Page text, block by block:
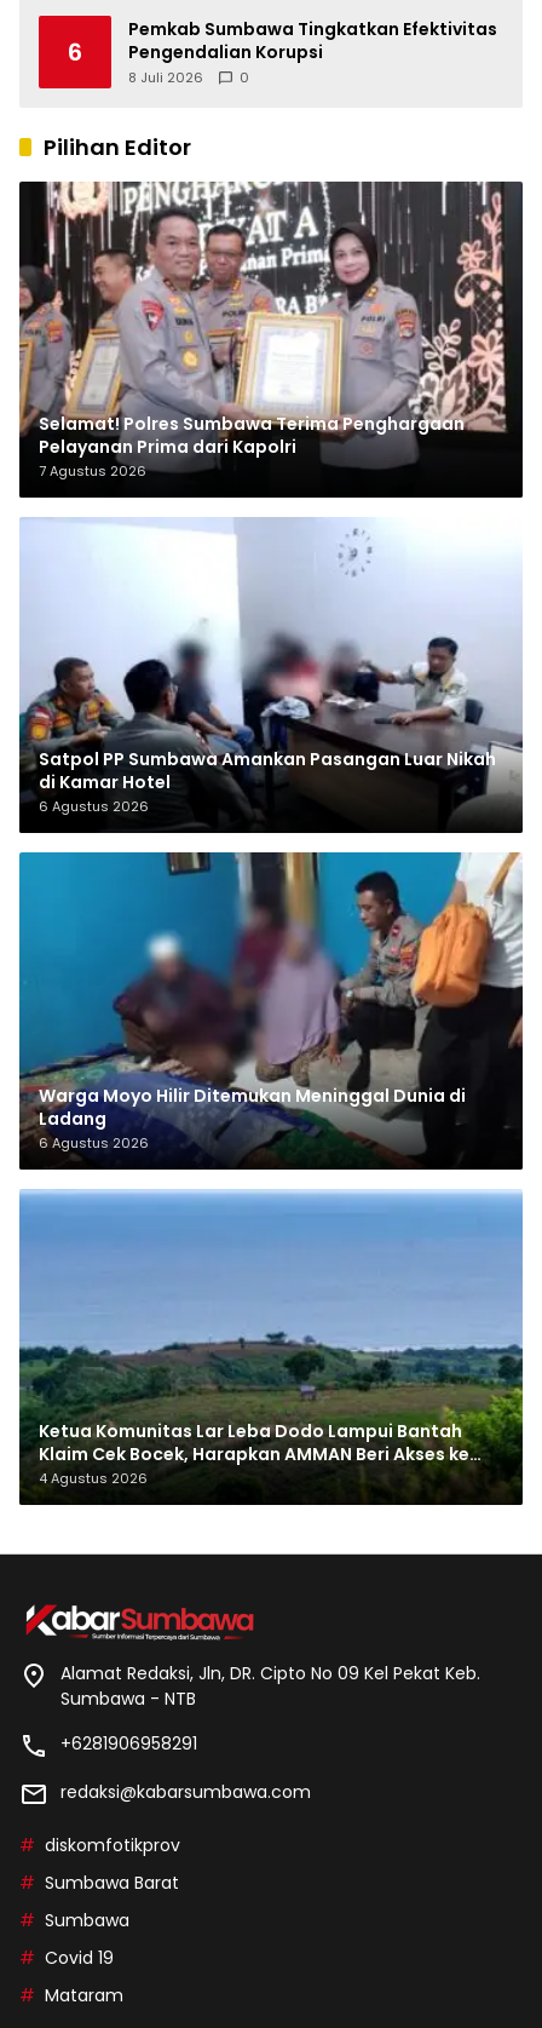
6
Pemkab Sumbawa Tingkatkan Efektivitas
Pengendalian Korupsi
8 Juli 2026 0
Pilihan Editor
Selamat! Polres Sumbawa Terima Penghargaan
Pelayanan Prima dari Kapolri
7 Agustus 2026
Satpol PP Sumbawa Amankan Pasangan Luar Nikah
di Kamar Hotel
6 Agustus 2026
Warga Moyo Hilir Ditemukan Meninggal Dunia di
Ladang
6 Agustus 2026
Ketua Komunitas Lar Leba Dodo Lampui Bantah
Klaim Cek Bocek, Harapkan AMMAN Beri Akses ke
Makam Leluhur
4 Agustus 2026
Alamat Redaksi, Jln, DR. Cipto No 09 Kel Pekat Keb.
Sumbawa - NTB
+6281906958291
redaksi@kabarsumbawa.com
diskomfotikprov
Sumbawa Barat
Sumbawa
Covid 19
Mataram